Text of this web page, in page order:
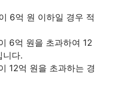
6억 원 이하일 경우 적
6억 원을 초과하여 12
니다.
12억 원을 초과하는 경